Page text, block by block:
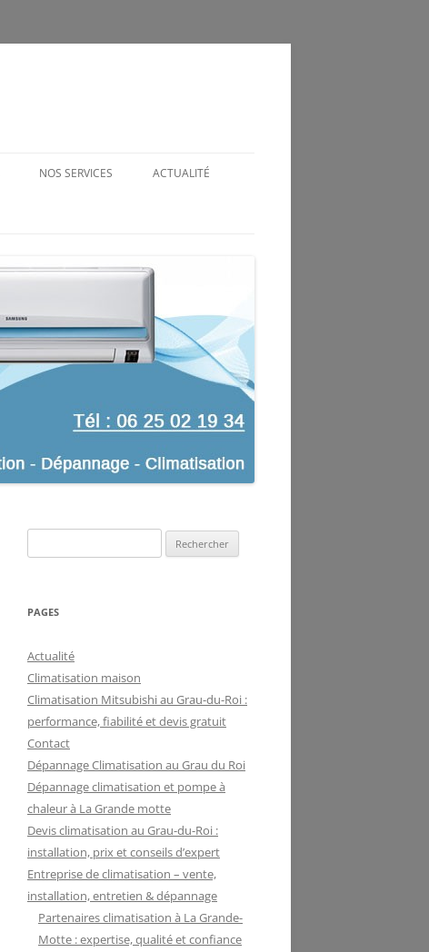
NOS SERVICES ACTUALITÉ
PAGES
Actualité
Climatisation maison
Climatisation Mitsubishi au Grau-du-Roi :
performance, fiabilité et devis gratuit
Contact
Dépannage Climatisation au Grau du Roi
Dépannage climatisation et pompe à
chaleur à La Grande motte
Devis climatisation au Grau-du-Roi :
installation, prix et conseils d’expert
Entreprise de climatisation – vente,
installation, entretien & dépannage
Partenaires climatisation à La Grande-
Motte : expertise, qualité et confiance